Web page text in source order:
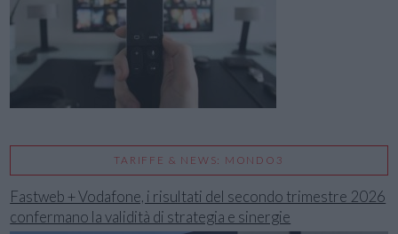
TARIFFE & NEWS: MONDO3
Fastweb + Vodafone, i risultati del secondo trimestre 2026
confermano la validità di strategia e sinergie